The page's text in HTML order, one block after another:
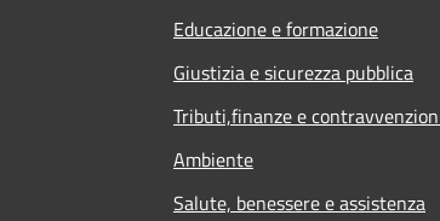
Educazione e formazione
Giustizia e sicurezza pubblica
Tributi,finanze e
Ambiente
Salute, benessere e assistenza